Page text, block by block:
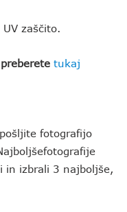
zaščito.
tukaj
fotografijo
in izbrali 3 najboljše,